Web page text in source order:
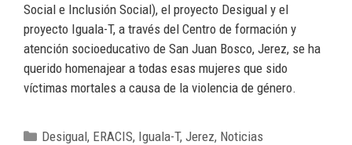
Social e Inclusión Social), el proyecto Desigual y el
proyecto Iguala-T, a través del Centro de formación y
atención socioeducativo de San Juan Bosco, Jerez, se ha
querido homenajear a todas esas mujeres que sido
víctimas mortales a causa de la violencia de género.
Desigual, ERACIS, Iguala-T,Jerez, Noticias